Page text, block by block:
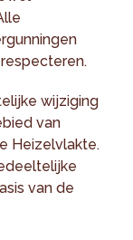
wijziging
van
Heizelvlakte.
van de